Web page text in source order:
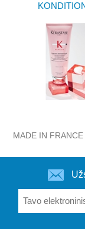
MADE IN FRANCE